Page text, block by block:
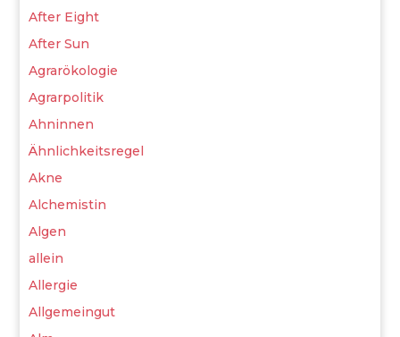
After Eight
After Sun
Agrarökologie
Agrarpolitik
Ahninnen
Ähnlichkeitsregel
Akne
Alchemistin
Algen
allein
Allergie
Allgemeingut